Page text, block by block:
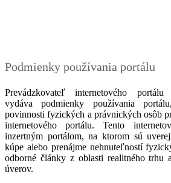
Podmienky používania portálu
Prevádzkovateľ internetového portálu
vydáva podmienky používania
povinnosti fyzických a právnických osôb
internetového portálu. Tento
inzertným portálom, na ktorom sú
kúpe alebo prenájme nehnuteľností
odborné články z oblasti realitného trhu
úverov.